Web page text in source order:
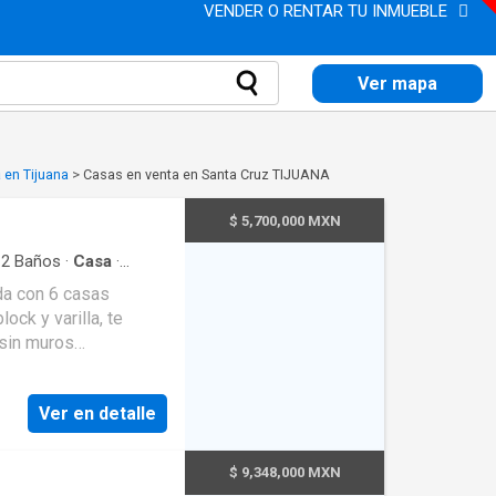
VENDER O RENTAR TU INMUEBLE
Ver mapa
Tijuana > Casas en venta en Santa Cruz TIJUANA
2 Baños · Casa ·
y varilla, te
muros
moderna con isla.
Segundo
exterior, área de
Ver en detalle
$ 5,700,000 MXN
$ 9,348,000 MXN